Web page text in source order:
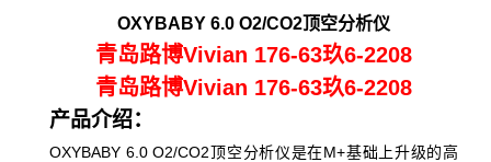
OXYBABY 6.0 O2/CO2顶空分析仪
青岛路博Vivian 176-63玖6-2208
青岛路博Vivian 176-63玖6-2208
产品介绍：
OXYBABY 6. 0 O2/CO2 顶空分析仪是在M+基础上升级的高